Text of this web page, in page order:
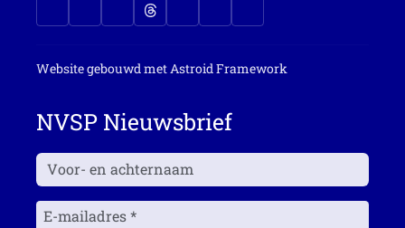
Website gebouwd metAstroid Framework
NVSP Nieuwsbrief